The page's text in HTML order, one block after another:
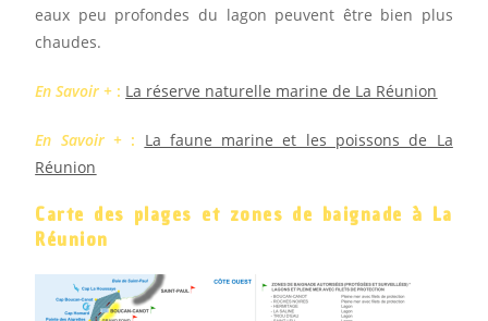
eaux peu profondes du lagon peuvent être bien plus
chaudes.
En Savoir + : La réserve naturelle marine de La Réunion
En Savoir + : La faune marine et les poissons de La
Réunion
Carte des plages et zones de baignade à La
Réunion